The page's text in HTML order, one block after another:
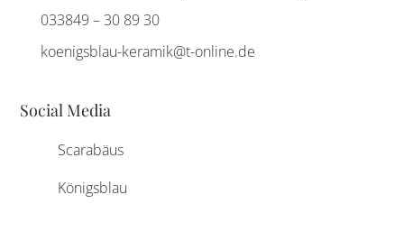
033849 – 30 89 30
koenigsblau-keramik@t-online.de
Social Media
Scarabäus
Königsblau